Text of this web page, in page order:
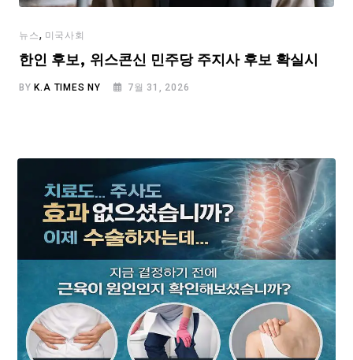
뉴스, 미국사회
한인 후보, 위스콘신 민주당 주지사 후보 확실시
BY K.A TIMES NY 7월 31, 2026